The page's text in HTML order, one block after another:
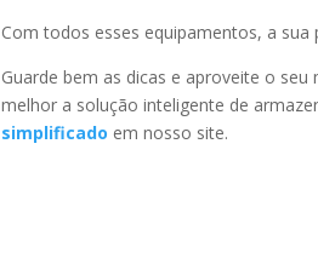
Com todos esses equipamentos, a
Guarde bem as dicas e aproveite o
melhor a solução inteligente de
simplificado em nosso site.